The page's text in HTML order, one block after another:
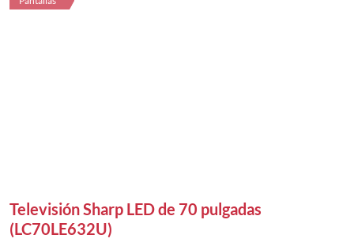
Televisión Sharp LED de 70 pulgadas
(LC70LE632U)